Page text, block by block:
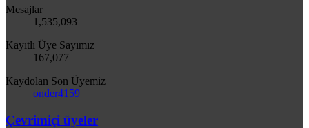
Mesajlar
1,535,093
Kayıtlı Üye Sayımız
167,077
Kaydolan Son Üyemiz
onder4159
Çevrimiçi üyeler